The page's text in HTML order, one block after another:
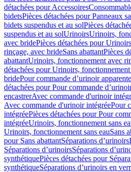
détachées pour Accessoires
bidetsPièces détachées pour Panneaux
bidets suspendus et au solPièces
suspendus et au solUrinoirsUrinoirs,
avec bridePièces détachées pour
rinçage, avec brideSans abattantPièces
abattantUrinoirs, fonctionnement avec
détachées pour Urinoirs,
bridePour commande d’urinoir
détachées pour Pour commande
encastrerAvec commande d'urinoir
Avec commande d'urinoir intégréePour
intégréePièces détachées pour Pour
intégréeUrinoirs, fonctionnement sans
Urinoirs, fonctionnement sans eauSans
pour Sans abattantSéparations d’urinoirs
Séparations d’urinoirsSéparations
synthétiquePièces détachées pour
synthétiqueSéparations d’urinoirs en